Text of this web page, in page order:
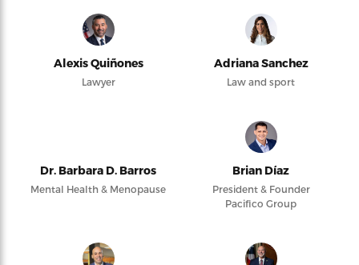
Alexis Quiñones
Lawyer
Adriana Sanchez
Law and sport
Dr. Barbara D. Barros
Mental Health & Menopause
Brian Díaz
President & Founder
Pacifico Group